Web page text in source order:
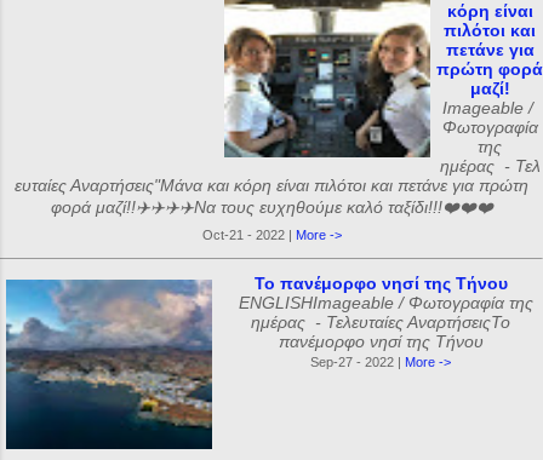
κόρη είναι
πιλότοι και
πετάνε για
πρώτη φορά
μαζί!
Imageable /
Φωτογραφία
της
ημέρας - Τελ
ευταίες Αναρτήσεις"Μάνα και κόρη είναι πιλότοι και πετάνε για πρώτη
φορά μαζί!!✈️✈️✈️✈️Να τους ευχηθούμε καλό ταξίδι!!!❤️❤️❤️
Oct-21 - 2022 | More ->
Το πανέμορφο νησί της Τήνου
ENGLISHImageable / Φωτογραφία της
ημέρας - Τελευταίες ΑναρτήσειςΤο
πανέμορφο νησί της Τήνου
Sep-27 - 2022 | More ->